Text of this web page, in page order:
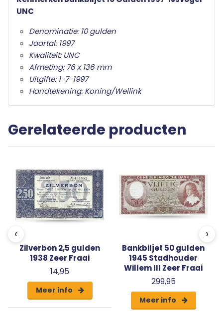
tien rechthoekige blokken met daaroverheen
cirkelsegmenten en kokervormen in de kleur blauw.
Het watermerk bevat een ijsvogel (alcedo atthis)
op tak.
De eerste lichting dateert van 29 augustus 1997 de
laatste lichting en oplage zijn niet bekend.
Onze bankbiljetten worden geleverd in
Het bankbiljet op de afbeelding is een voorbeeld. Uw bestelling zal
UNC
Denominatie: 10 gulden
Jaartal: 1997
Kwaliteit: UNC
Afmeting: 76 x 136 mm
Uitgifte: 1-7-1997
Handtekening: Koning/Wellink
Gerelateerde producten
‹
Zilverbon 2,5 gulden
1938 Zeer Fraai
14,95
Meer info
Bankbiljet 50 gulden
1945 Stadhouder
Willem III Zeer Fraai
299,95
Meer info
›